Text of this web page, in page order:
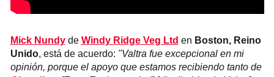
Mick Nundyde Windy Ridge Veg Ltd en Boston, Reino
Unido, está de acuerdo: "Valtra fue excepcional en mi
opinión, porque el apoyo que estamos recibiendo tanto de